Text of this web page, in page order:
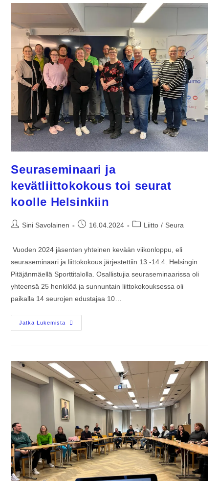
Seuraseminaari ja
kevätliittokokous toi seurat
koolle Helsinkiin
Sini Savolainen 16.04.2024 Liitto / Seura
Vuoden 2024 jäsenten yhteinen kevään viikonloppu, eli
seuraseminaari ja liittokokous järjestettiin 13.-14.4. Helsingin
Pitäjänmäellä Sporttitalolla. Osallistujia seuraseminaarissa oli
yhteensä 25 henkilöä ja sunnuntain liittokokouksessa oli
paikalla 14 seurojen edustajaa 10…
Jatka Lukemista